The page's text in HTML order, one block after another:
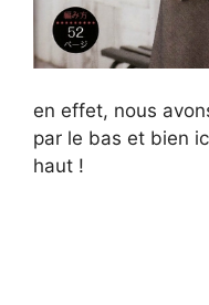
en effet, nous
par le bas et bien
haut !